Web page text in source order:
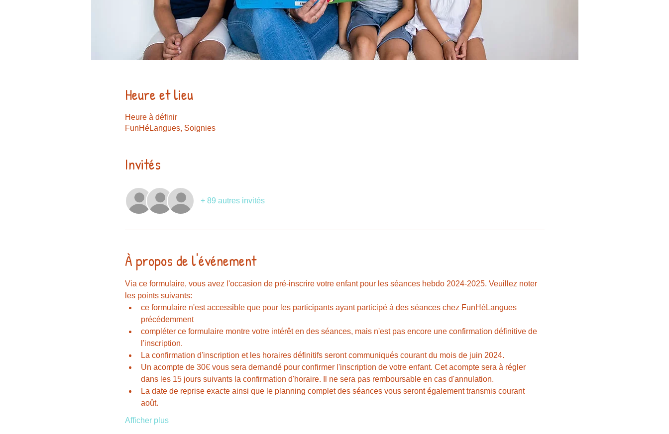
Heure et lieu
Heure à définir
FunHéLangues, Soignies
Invités
+ 89 autres invités
À propos de l'événement
Via ce formulaire, vous avez l'occasion de pré-inscrire votre enfant pour les séances hebdo 2024-2025. Veuillez noter
les points suivants:
ce formulaire n'est accessible que pour les participants ayant participé à des séances chez FunHéLangues
précédemment
compléter ce formulaire montre votre intérêt en des séances, mais n'est pas encore une confirmation définitive de
l'inscription.
La confirmation d'inscription et les horaires définitifs seront communiqués courant du mois de juin 2024.
Un acompte de 30€ vous sera demandé pour confirmer l'inscription de votre enfant. Cet acompte sera à régler
dans les 15 jours suivants la confirmation d'horaire. Il ne sera pas remboursable en cas d'annulation.
La date de reprise exacte ainsi que le planning complet des séances vous seront également transmis courant
août.
Afficher plus